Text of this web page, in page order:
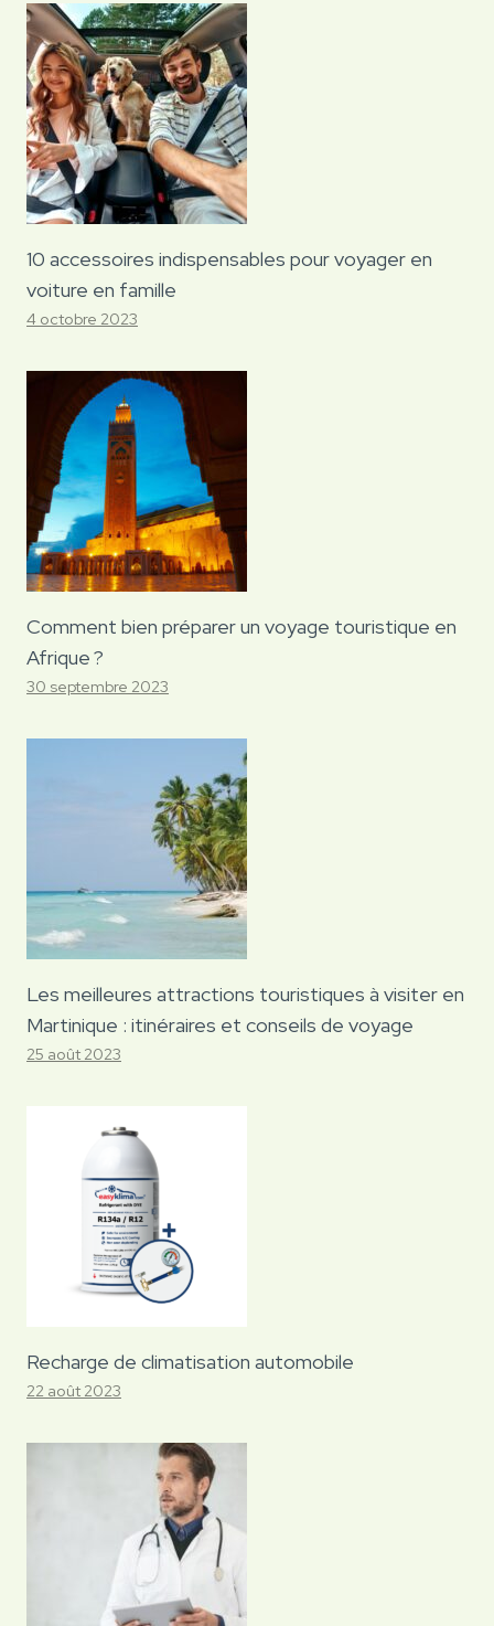
10 accessoires indispensables pour voyager en
voiture en famille
4 octobre 2023
Comment bien préparer un voyage touristique en
Afrique ?
30 septembre 2023
Les meilleures attractions touristiques à visiter en
Martinique : itinéraires et conseils de voyage
25 août 2023
Recharge de climatisation automobile
22 août 2023